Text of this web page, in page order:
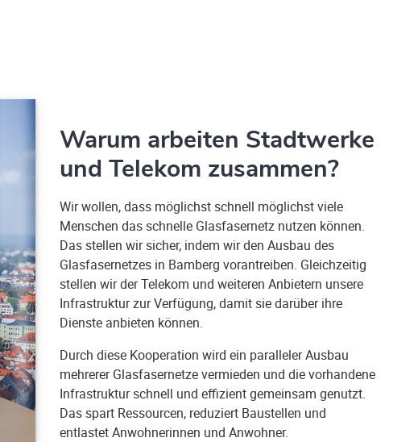
Warum arbeiten Stadtwerke
und Telekom zusammen?
Wir wollen, dass möglichst schnell möglichst viele
Menschen das schnelle Glasfasernetz nutzen können.
Das stellen wir sicher, indem wir den Ausbau des
Glasfasernetzes in Bamberg vorantreiben. Gleichzeitig
stellen wir der Telekom und weiteren Anbietern unsere
Infrastruktur zur Verfügung, damit sie darüber ihre
Dienste anbieten können.
Durch diese Kooperation wird ein paralleler Ausbau
mehrerer Glasfasernetze vermieden und die vorhandene
Infrastruktur schnell und effizient gemeinsam genutzt.
Das spart Ressourcen, reduziert Baustellen und
entlastet Anwohnerinnen und Anwohner.